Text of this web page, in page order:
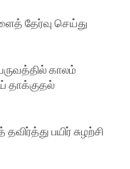
தேர்வு செய்து
காலம்
தாக்குதல்
பயிர் சுழற்சி